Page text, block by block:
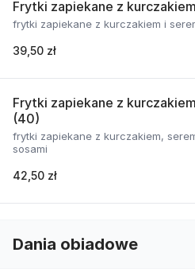
Frytki zapiekane z
frytki zapiekane z kurczakiem i
39,50 zł
Frytki zapiekane z
(40)
frytki zapiekane z kurczakiem,
sosami
42,50 zł
Dania obiadowe